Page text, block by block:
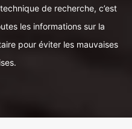
de recherche, c’est
les informations sur la
pour éviter les mauvaises